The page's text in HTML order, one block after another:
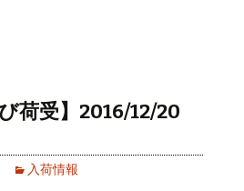
び荷受】2016/12/20
入荷情報